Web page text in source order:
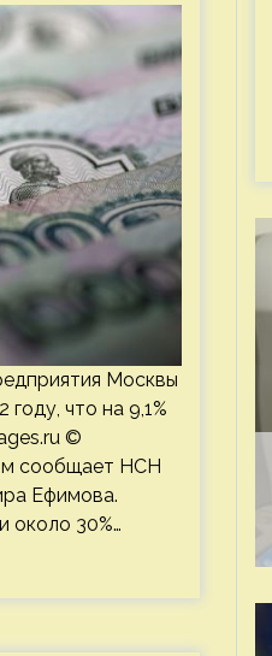
Москвы
что на 9,1%
©
сообщает НСН
Ефимова.
около 30%…